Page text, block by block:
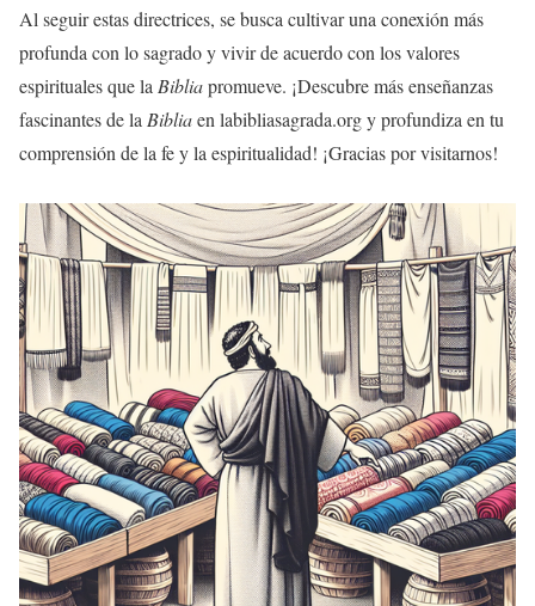
Al seguir estas directrices, se busca cultivar una conexión más
profunda con lo sagrado y vivir de acuerdo con los valores
espirituales que la Bibliapromueve. ¡Descubre más enseñanzas
fascinantes de la Bibliaen labibliasagrada.org y profundiza en tu
comprensión de la fe y la espiritualidad! ¡Gracias por visitarnos!